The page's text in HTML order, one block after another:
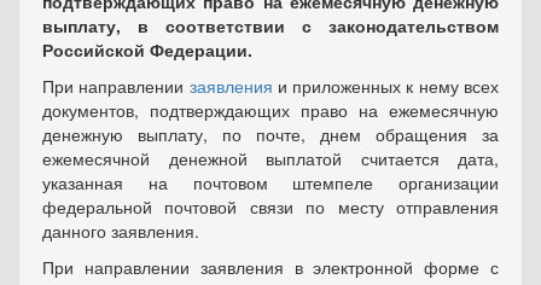
выплату, в соответствии с законодательством
Российской Федерации.
При направлении заявления и приложенных к нему всех
документов, подтверждающих право на ежемесячную
денежную выплату, по почте, днем обращения за
ежемесячной денежной выплатой считается дата,
указанная на почтовом штемпеле организации
федеральной почтовой связи по месту отправления
данного заявления.
При направлении заявления в электронной форме с